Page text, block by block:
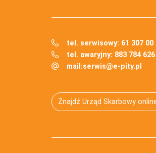
tel. serwisowy: 61 307 00
tel. awaryjny: 883 784
mail:serwis@e-pity.pl
Znajdź Urząd Skarbowy